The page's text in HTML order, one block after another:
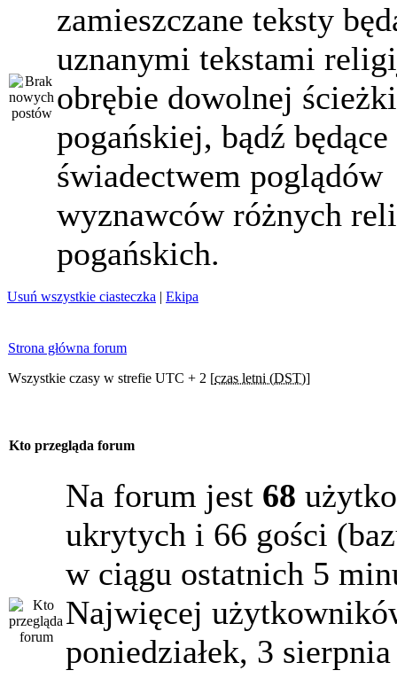
zamieszczane teksty
uznanymi tekstami
obrębie dowolnej ścieżki
pogańskiej, bądź będące
świadectwem poglądów
wyznawców różnych
pogańskich.
Usuń wszystkie ciasteczka | Ekipa
Strona główna forum
Wszystkie czasy w strefie UTC + 2 [czas letni (DST)]
Kto przegląda forum
Na forum jest 68
ukrytych i 66 gości
w ciągu ostatnich 5
Najwięcej
poniedziałek, 3